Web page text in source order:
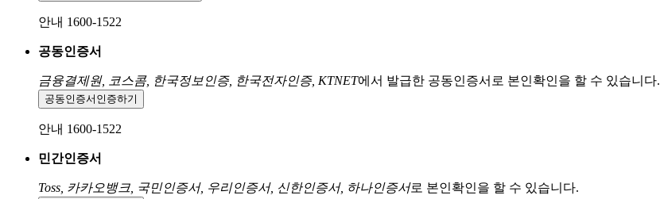
안내 1600-1522
공동인증서
금융결제원, 코스콤, 한국정보인증, 한국전자인증, KTNET에서 발급한 공동인증서로 본인확인을 할 수 있습니다.
공동인증서 인증하기
안내 1600-1522
민간인증서
Toss, 카카오뱅크, 국민인증서, 우리인증서, 신한인증서, 하나인증서로 본인확인을 할 수 있습니다.